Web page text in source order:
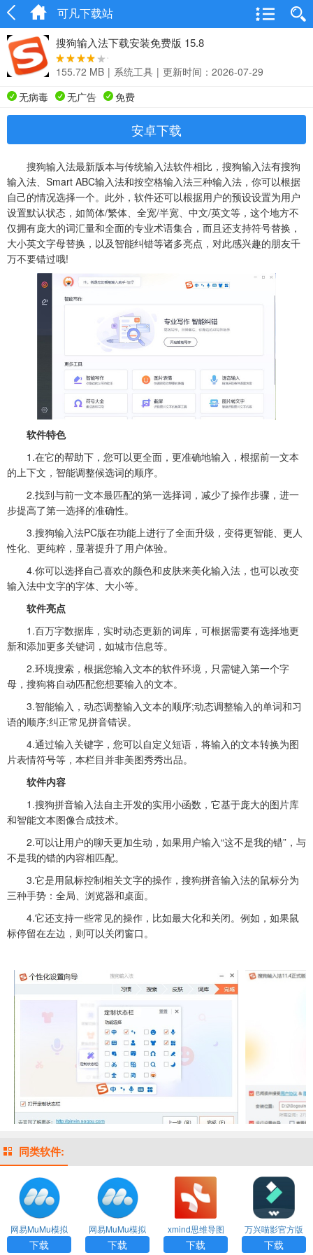
可凡下载站
搜狗输入法下载安装免费版 15.8
155.72 MB | 系统工具 | 更新时间：2026-07-29
无病毒
无广告 免费
安卓下载
搜狗输入法最新版本与传统输入法软件相比，搜狗输入法有搜狗
输入法、Smart ABC输入法和按空格输入法三种输入法，你可以根据
自己的情况选择一个。此外，软件还可以根据用户的预设设置为用户
设置默认状态，如简体/繁体、全宽/半宽、中文/英文等，这个地方不
仅拥有庞大的词汇量和全面的专业术语集合，而且还支持符号替换，
大小英文字母替换，以及智能纠错等诸多亮点，对此感兴趣的朋友千
万不要错过哦!
软件特色
1.在它的帮助下，您可以更全面，更准确地输入，根据前一文本
的上下文，智能调整候选词的顺序。
2.找到与前一文本最匹配的第一选择词，减少了操作步骤，进一
步提高了第一选择的准确性。
3.搜狗输入法PC版在功能上进行了全面升级，变得更智能、更人
性化、更纯粹，显著提升了用户体验。
4.你可以选择自己喜欢的颜色和皮肤来美化输入法，也可以改变
输入法中文字的字体、大小等。
软件亮点
1.百万字数据库，实时动态更新的词库，可根据需要有选择地更
新和添加更多关键词，如城市信息等。
2.环境搜索，根据您输入文本的软件环境，只需键入第一个字
母，搜狗将自动匹配您想要输入的文本。
3.智能输入，动态调整输入文本的顺序;动态调整输入的单词和习
语的顺序;纠正常见拼音错误。
4.通过输入关键字，您可以自定义短语，将输入的文本转换为图
片表情符号等，本栏目并非美图秀秀出品。
软件内容
1.搜狗拼音输入法自主开发的实用小函数，它基于庞大的图片库
和智能文本图像合成技术。
2.可以让用户的聊天更加生动，如果用户输入“这不是我的错”，与
不是我的错的内容相匹配。
3.它是用鼠标控制相关文字的操作，搜狗拼音输入法的鼠标分为
三种手势：全局、浏览器和桌面。
4.它还支持一些常见的操作，比如最大化和关闭。例如，如果鼠
标停留在左边，则可以关闭窗口。
同类软件:
网易MuMu模拟
器手机版下载官
下载
网易MuMu模拟
器手机版下载官
下载
xmind思维导图
电脑版下载
下载
万兴喵影官方版
下载
下载